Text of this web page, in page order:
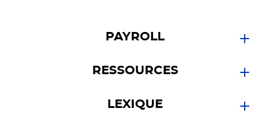
PAYROLL
Employer en France
RESSOURCES
Blog
LEXIQUE